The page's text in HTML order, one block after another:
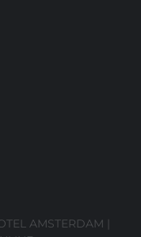
AMSTERDAM |